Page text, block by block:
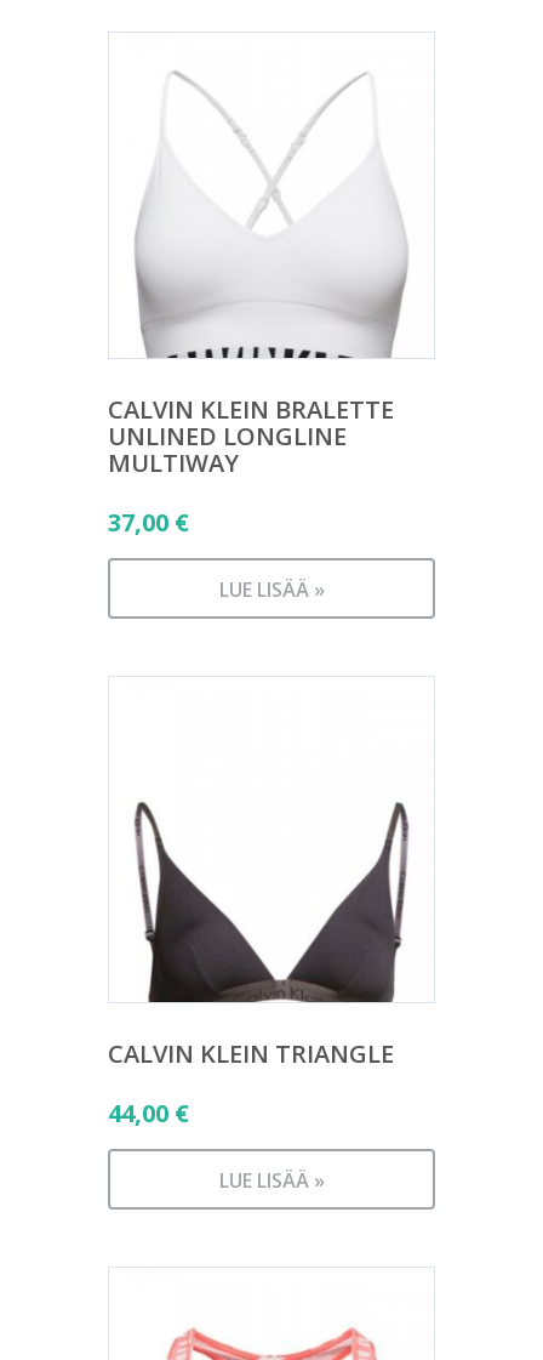
CALVIN KLEIN BRALETTE
UNLINED LONGLINE
MULTIWAY
37,00 €
LUE LISÄÄ »
CALVIN KLEIN TRIANGLE
44,00 €
LUE LISÄÄ »